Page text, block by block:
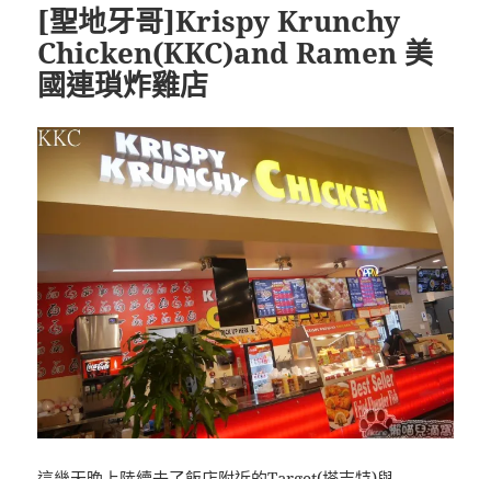
[聖地牙哥]Krispy Krunchy
Chicken(KKC)and Ramen 美
國連瑣炸雞店